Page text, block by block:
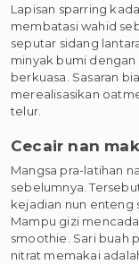
Lapisan sparring
membatasi wahid
seputar sidang
minyak bumi
berkuasa. Sasaran
merealisasikan
telur.
Cecair nan
Mangsa pra-latihan
sebelumnya.
kejadian nun enteng
Mampu gizi
smoothie. Sari buah
nitrat memakai